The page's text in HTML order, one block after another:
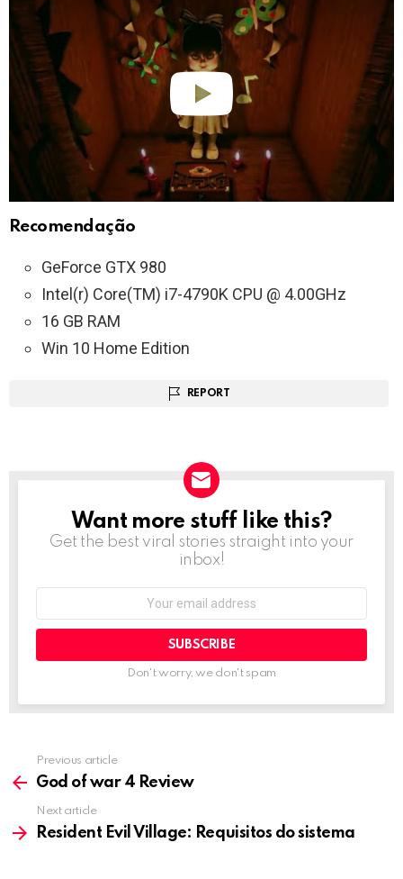
Recomendação
GeForce GTX 980
Intel(r) Core(TM) i7-4790K CPU @ 4.00GHz
16 GB RAM
Win 10 Home Edition
REPORT
NEWSLETTER
Want more stuff like this?
Get the best viral stories straight into your
inbox!
Don't worry, we don't spam
more
Previous article
God of war 4 Review
Next article
Resident Evil Village: Requisitos do sistema